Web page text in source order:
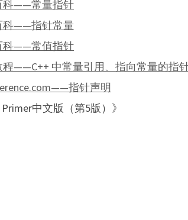
科——常量指针
科——指针常量
科——常值指针
程——C++ 中常量引用、指向常量的指
指针声明
Primer中文版（第5版）》